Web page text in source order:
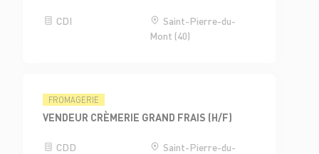
CDI
Saint-Pierre-du-
Mont (40)
FROMAGERIE
VENDEUR CRÈMERIE GRAND FRAIS (H/F)
CDD
Saint-Pierre-du-